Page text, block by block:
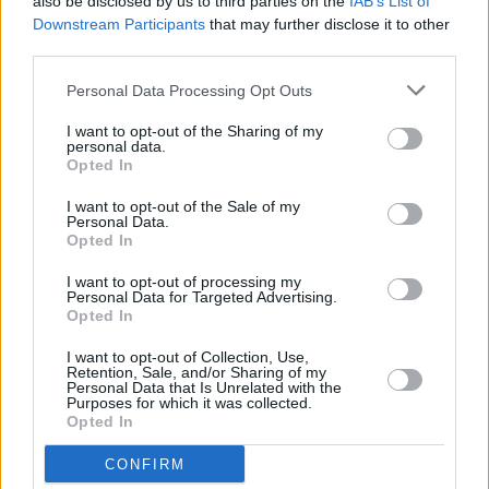
Downstream Participants that may further disclose it to other
Personal Data Processing Opt Outs
I want to opt-out of the Sharing of my
personal data.
Opted In
I want to opt-out of the Sale of my
Personal Data.
Opted In
I want to opt-out of processing my
Personal Data for Targeted Advertising.
Opted In
I want to opt-out of Collection, Use,
Retention, Sale, and/or Sharing of my
Personal Data that Is Unrelated with the
Purposes for which it was collected.
Opted In
CONFIRM
05.08.2026 -Technik kontroly (Plzeň - sever)
... další nabídky zaměstnání
Vybrané články
Prima sport - co nabídne v prvním
vysílacím týdnu
Kdy a kde bude Prima sport k
naladění na Skylinku
Parabola.cz- web o satelitní, terestrické a kabelové televizi, ©
O webu parabola.cz•O souborech cookies•
Dovolená u moře